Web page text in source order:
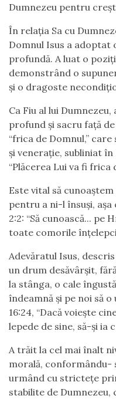
Dumnezeu pentru
În relația Sa cu
Domnul Isus a adoptat
profundă. A luat o
demonstrând o
și o dragoste
Ca Fiu al lui
profund și sacru față
“frica de Domnul,”
și venerație, subliniat în
“Plăcerea Lui va fi frica
Este vital să
pentru a ni-l însuși,
2:2: “Să cunoască... pe
toate comorile
Adevăratul Isus,
un drum desăvârșit,
la stânga, o cale
îndeamnă și pe noi să
16:24, “Dacă voiește
lepede de sine, să-și ia
A trăit la cel mai înalt
morală, conformându-
urmând cu strictețe
stabilite de Dumnezeu,